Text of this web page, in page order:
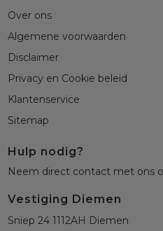
Over ons
Algemene voorwaarden
Disclaimer
Privacy en Cookie beleid
Klantenservice
Sitemap
Hulp nodig?
Neem direct contact met ons
Vestiging Diemen
Sniep 24 1112AH Diemen